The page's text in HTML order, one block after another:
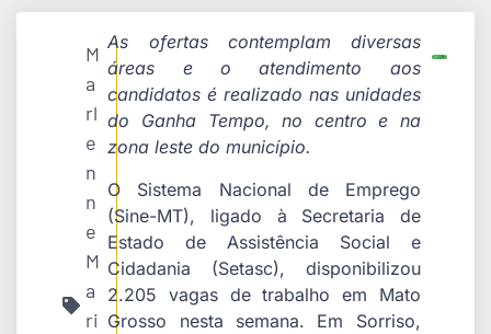
M
a
rl
e
n
n
e
M
a
ri
As ofertas contemplam diversas
áreas e o atendimento aos
candidatos é realizado nas unidades
do Ganha Tempo, no centro e na
zona leste do município.
O Sistema Nacional de Emprego
(Sine-MT), ligado à Secretaria de
Estado de Assistência Social e
Cidadania (Setasc), disponibilizou
2.205 vagas de trabalho em Mato
Grosso nesta semana. Em Sorriso,